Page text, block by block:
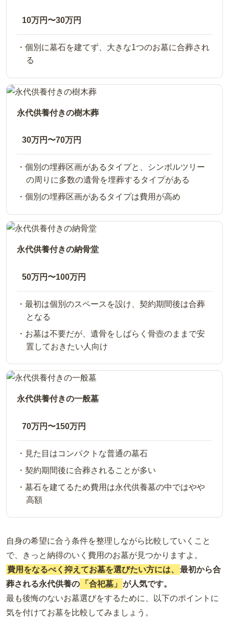
10万円〜30万円
個別に墓石を建てず、大きな1つのお墓に合葬され
る
永代供養付きの樹木葬
30万円〜70万円
個別の埋葬区画があるタイプと、シンボルツリー
の周りに多数の遺骨を埋葬するタイプがある
個別の埋葬区画があるタイプは費用が高め
永代供養付きの納骨堂
50万円〜100万円
最初は個別のスペースを設け、契約期間後は合葬
となる
お墓は不要だが、遺骨をしばらく骨壺のままで安
置しておきたい人向け
永代供養付きの一般墓
70万円〜150万円
見た目はコンパクトな普通の墓石
契約期間後に合葬されることが多い
墓石を建てるため費用は永代供養墓の中ではやや
高額
自身の希望に合う条件を整理しながら比較していくこと
で、きっと納得のいく費用のお墓が見つかりますよ。
費用をなるべく抑えてお墓を選びたい方には、
最初から合
葬される永代供養の
「合祀墓」
が人気です。
最も後悔のないお墓選びをするために、以下のポイントに
気を付けてお墓を比較してみましょう。